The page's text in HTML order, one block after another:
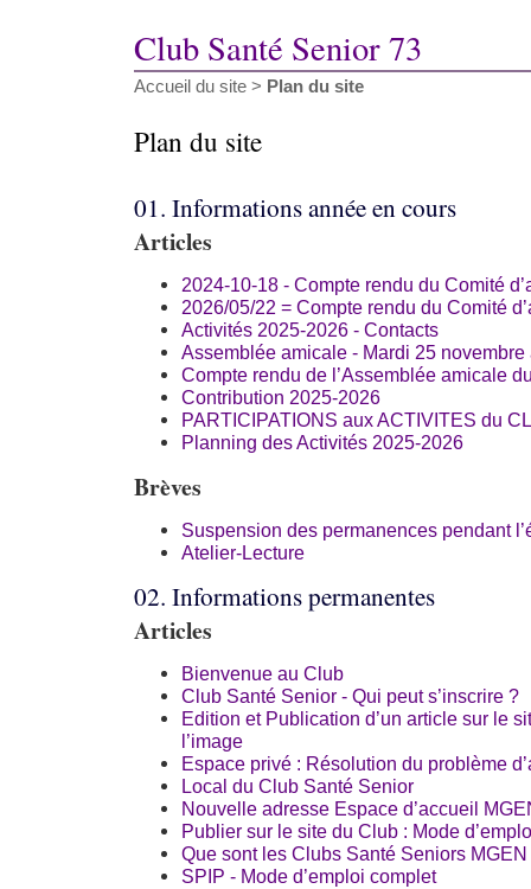
Club Santé Senior 73
Accueil du site > Plan du site
Plan du site
01. Informations année en cours
Articles
2024-10-18 - Compte rendu du Comité
2026/05/22 = Compte rendu du Comité
Activités 2025-2026 - Contacts
Assemblée amicale - Mardi 25 novembre
Compte rendu de l’Assemblée amicale
Contribution 2025-2026
PARTICIPATIONS aux ACTIVITES du
Planning des Activités 2025-2026
Brèves
Suspension des permanences pendant
Atelier-Lecture
02. Informations permanentes
Articles
Bienvenue au Club
Club Santé Senior - Qui peut s’inscrire ?
Edition et Publication d’un article sur le
l’image
Espace privé : Résolution du problème
Local du Club Santé Senior
Nouvelle adresse Espace d’accueil
Publier sur le site du Club : Mode
Que sont les Clubs Santé Seniors MGEN
SPIP - Mode d’emploi complet